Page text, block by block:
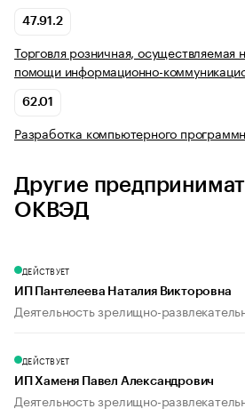
47.91.2
Торговля розничная, осуществляемая
помощи информационно-
62.01
Разработка компьютерного
Другие
ОКВЭД
ДЕЙСТВУЕТ
ИП Пантелеева Наталия Викторовна
Деятельность зрелищно-
ДЕЙСТВУЕТ
ИП Хаменя Павел Александрович
Деятельность зрелищно-